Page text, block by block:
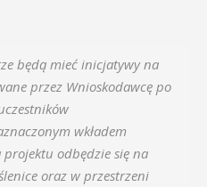
będą mieć inicjatywy na
przez Wnioskodawcę po
wkładem
odbędzie się na
oraz w przestrzeni